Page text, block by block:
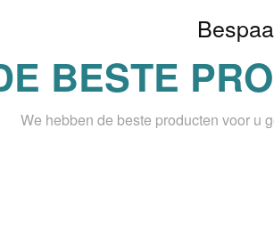
BESTE
We hebben de beste producten voor u